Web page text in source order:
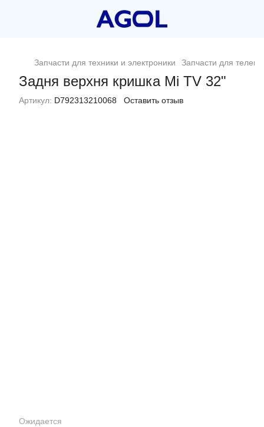
Запчасти для техники и электроники Запчасти для
Задня верхня кришка Mi TV 32"
Артикул: D792313210068 Оставить отзыв
Ожидается